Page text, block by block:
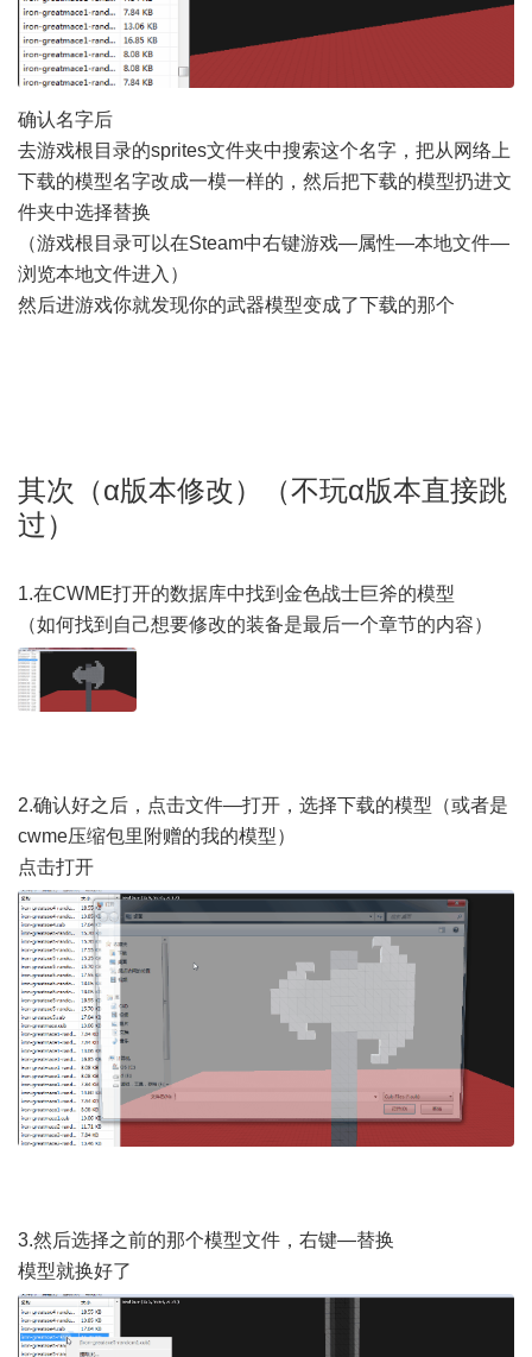
确认名字后
去游戏根目录的sprites文件夹中搜索这个名字，把从网络上
下载的模型名字改成一模一样的，然后把下载的模型扔进文
件夹中选择替换
（游戏根目录可以在Steam中右键游戏—属性—本地文件—
浏览本地文件进入）
然后进游戏你就发现你的武器模型变成了下载的那个
其次（α版本修改）（不玩α版本直接跳
过）
1.在CWME打开的数据库中找到金色战士巨斧的模型
（如何找到自己想要修改的装备是最后一个章节的内容）
2.确认好之后，点击文件—打开，选择下载的模型（或者是
cwme压缩包里附赠的我的模型）
点击打开
3.然后选择之前的那个模型文件，右键—替换
模型就换好了